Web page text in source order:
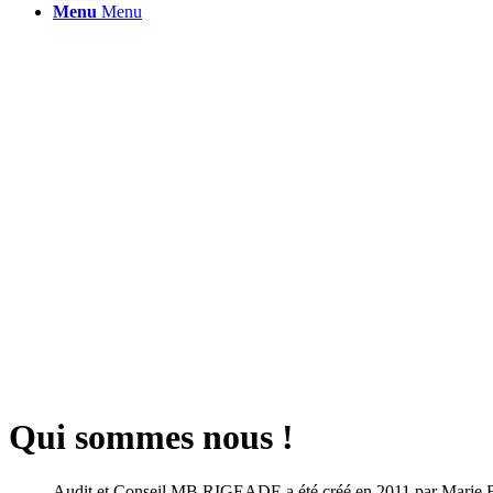
Menu Menu
Qui sommes nous !